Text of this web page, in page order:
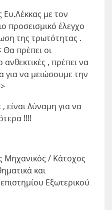
με τον
προσεισμικό έλεγχο
της τρωτότητας .
Θα πρέπει οι
, πρέπει να
για να μειώσουμε την
είναι Δύναμη για να
!!!!
Μηχανικός / Κάτοχος
και
Εξωτερικού